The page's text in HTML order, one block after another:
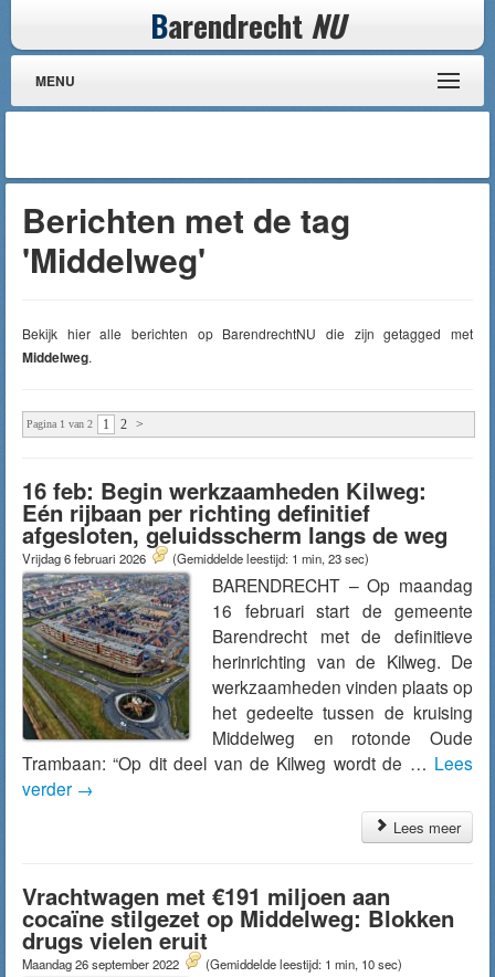
Barendrecht NU
MENU
Berichten met de tag
'Middelweg'
Bekijk hier alle berichten op BarendrechtNU die zijn getagged met
Middelweg.
Pagina 1 van 2 1 2 >
16 feb: Begin werkzaamheden Kilweg:
Eén rijbaan per richting definitief
afgesloten, geluidsscherm langs de weg
Vrijdag 6 februari 2026 (Gemiddelde leestijd: 1 min, 23 sec)
BARENDRECHT – Op maandag
16 februari start de gemeente
Barendrecht met de definitieve
herinrichting van de Kilweg. De
werkzaamheden vinden plaats op
het gedeelte tussen de kruising
Middelweg en rotonde Oude
Trambaan: “Op dit deel van de Kilweg wordt de … Lees
verder →
Lees meer
Vrachtwagen met €191 miljoen aan
cocaïne stilgezet op Middelweg: Blokken
drugs vielen eruit
Maandag 26 september 2022 (Gemiddelde leestijd: 1 min, 10 sec)